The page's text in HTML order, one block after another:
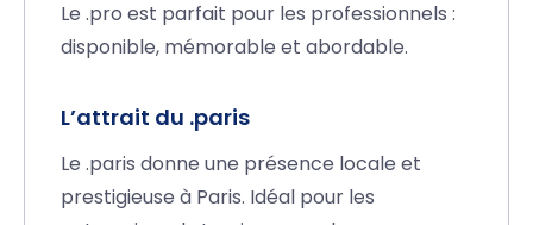
Le .pro est parfait pour les professionnels :
disponible, mémorable et abordable.
L’attrait du .paris
Le .paris donne une présence locale et
prestigieuse à Paris. Idéal pour les